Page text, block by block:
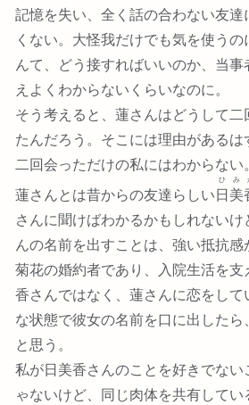
記憶を失い、全く話の合わない友達
くない。大怪我だけでも気を使う
んて、どう接すればいいのか、当事
えよくわからないくらいなのに。
そう考えると、蓮さんはどうして
たんだろう。そこには理由があるは
二回会っただけの私にはわからない。
蓮さんとは昔からの友達らしい日美
ひみ
さんに聞けばわかるかもしれないけ
んの名前を出すことは、強い抵抗感
菊花の婚約者であり、入院生活を
香さんではなく、蓮さんに恋をし
な状態で彼女の名前を口に出したら
と思う。
私が日美香さんのことを好きでない
ゃないけど、同じ肉体を共有して